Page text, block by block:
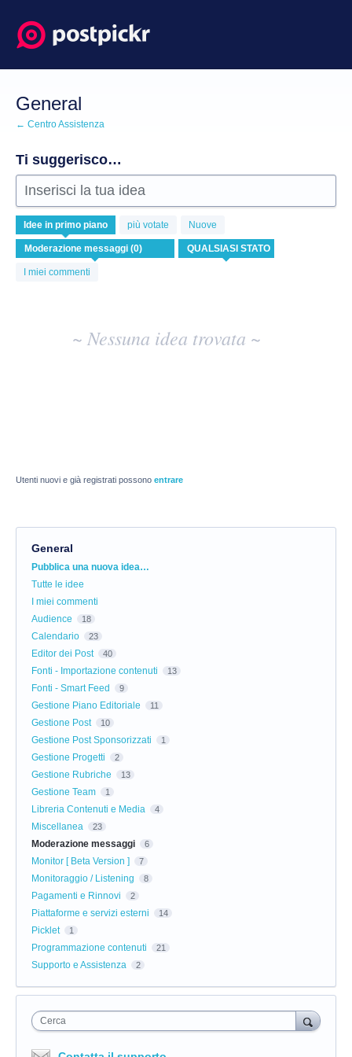
Salta
al
contenuto
General
← Centro Assistenza
Ti suggerisco…
Inserisci la tua idea
Idee in primo piano più votate Nuove
I miei commenti
Nessuna
idea
esistente
risulta
~ Nessuna idea trovata ~
Utenti nuovi e già registrati possono entrare
General
Categorie
Pubblica una nuova idea…
Tutte le idee
I miei commenti
Audience
18
Calendario 23
Editor dei Post 40
Fonti - Importazione contenuti 13
Fonti - Smart Feed 9
Gestione Piano Editoriale 11
Gestione Post 10
Gestione Post Sponsorizzati 1
Gestione Progetti 2
Gestione Rubriche 13
Gestione Team 1
Libreria Contenuti e Media 4
Miscellanea 23
Moderazione messaggi 6
Monitor [ Beta Version ] 7
Monitoraggio / Listening 8
Pagamenti e Rinnovi 2
Piattaforme e servizi esterni 14
Picklet 1
Programmazione contenuti 21
Supporto e Assistenza 2
Cerca